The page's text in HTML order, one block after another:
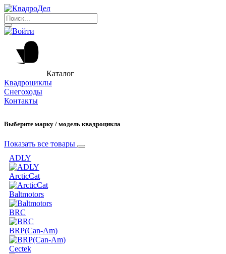
Каталог
Квадроциклы
Снегоходы
Контакты
Выберите марку / модель квадроцикла
Показать все товары
ADLY
ArcticCat
Baltmotors
BRC
BRP(Can-Am)
Cectek